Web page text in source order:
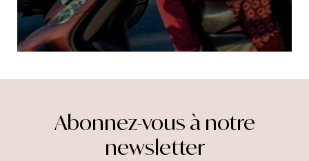
Abonnez-vous à notre
newsletter